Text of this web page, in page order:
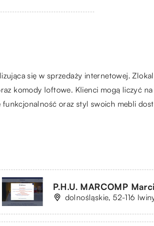
się w sprzedaży internetowej.
komody loftowe. Klienci mogą liczyć
oraz styl swoich mebli
P.H.U. MARCOMP
dolnośląskie, 52-116